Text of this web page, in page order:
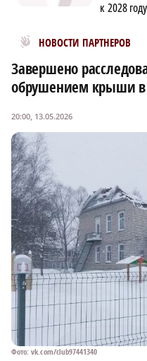
к 2028 году
НОВОСТИ ПАРТНЕРОВ
Новости МирТесен
Завершено
обрушением крыши в
20:00, 13.05.2026
Фото: vk.com/club97441340